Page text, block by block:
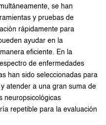
se han
y pruebas de
rápidamente para
ayudar en la
eficiente. En la
de enfermedades
han sido seleccionadas para
atender a una gran suma de
neuropsicológicas
repetible para la evaluación